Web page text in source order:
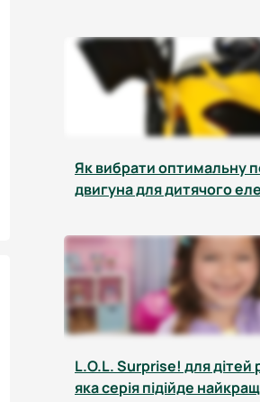
Як вибрати оптимальну
двигуна для дитячого
L.O.L. Surprise! для дітей
яка серія підійде